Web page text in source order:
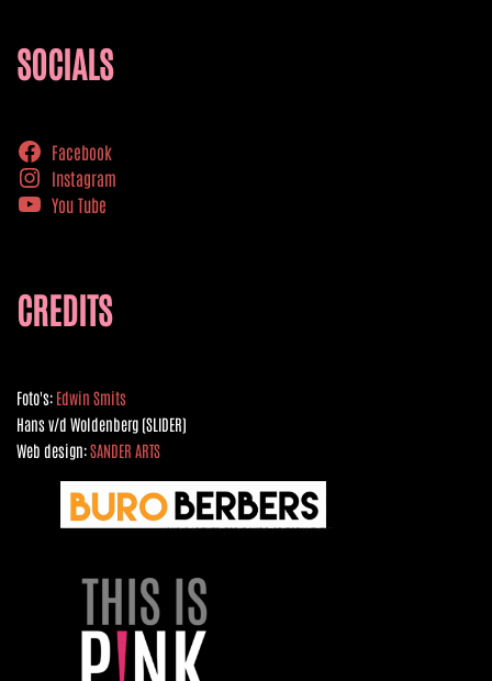
SOCIALS
Facebook
Instagram
You Tube
CREDITS
Foto's: Edwin Smits
Hans v/d Woldenberg (SLIDER)
Web design:SANDER ARTS